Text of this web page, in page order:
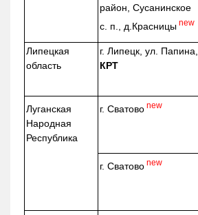
район, Сусанинское
с. п., д.Красницы new
Липецкая
область
г. Липецк, ул. Папина,
КРТ
Луганская
Народная
Республика
г. Сватово new
г. Сватово new